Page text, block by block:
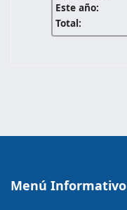
Este año:
Total:
Menú Informativo